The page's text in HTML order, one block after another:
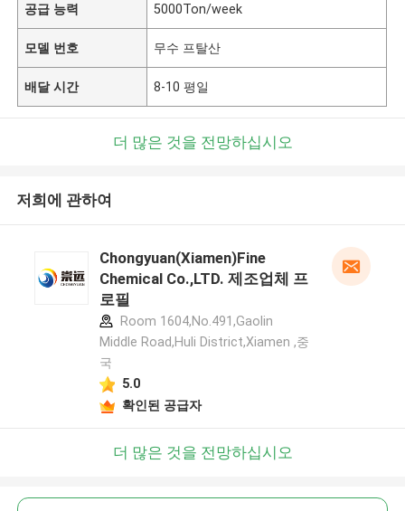
공급 능력 5000Ton/week
모델 번호 무수 프탈산
배달 시간 8-10 평일
더 많은 것을 전망하십시오
저희에 관하여
Chongyuan(Xiamen)Fine
Chemical Co.,LTD. 제조업체 프
로필
Room 1604,No.491,Gaolin
Middle Road,Huli District,Xiamen ,중
국
5.0
확인된 공급자
더 많은 것을 전망하십시오